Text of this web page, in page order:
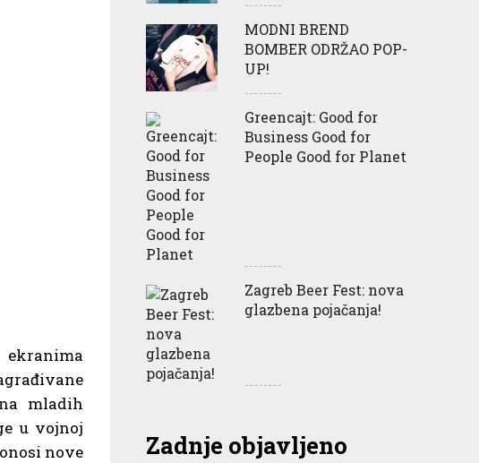
mladih
u vojnoj
nove
MODNI BREND
BOMBER ODRŽAO POP-
UP!
Greencajt: Good for
Business Good for
People Good for Planet
Zagreb Beer Fest: nova
glazbena pojačanja!
Zadnje objavljeno